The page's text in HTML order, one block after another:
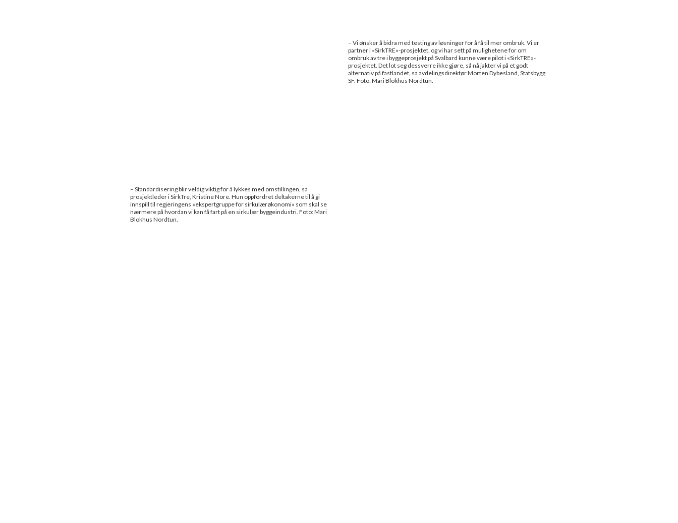
– Standardisering blir veldig viktig for å lykkes med omstillingen, sa
prosjektleder i SirkTre, Kristine Nore. Hun oppfordret deltakerne til å gi
innspill til regjeringens «ekspertgruppe for sirkulærøkonomi» som skal se
nærmere på hvordan vi kan få fart på en sirkulær byggeindustri. Foto: Mari
Blokhus Nordtun.
– Vi ønsker å bidra med testing av løsninger for å få til mer ombruk. Vi er
partner i «SirkTRE»-prosjektet, og vi har sett på mulighetene for om
ombruk av tre i byggeprosjekt på Svalbard kunne være pilot i «SirkTRE»-
prosjektet. Det lot seg dessverre ikke gjøre, så nå jakter vi på et godt
alternativ på fastlandet, sa avdelingsdirektør Morten Dybesland, Statsbygg
SF. Foto: Mari Blokhus Nordtun.